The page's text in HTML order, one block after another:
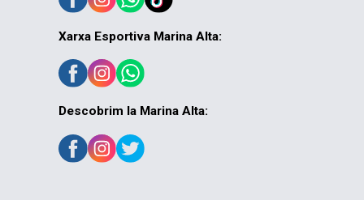
Xarxa Esportiva Marina Alta:
Descobrim la Marina Alta: